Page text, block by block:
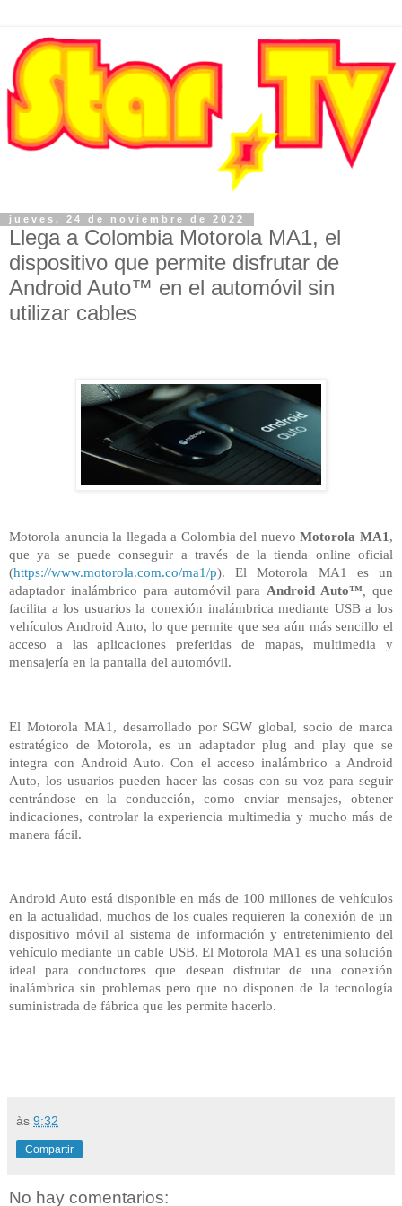
jueves, 24 de noviembre de 2022
Llega a Colombia Motorola MA1, el
dispositivo que permite disfrutar de
Android Auto™ en el automóvil sin
utilizar cables
Motorola anuncia la llegada a Colombia del nuevoMotorola MA1 ,
que ya se puede conseguir a través de la tienda online oficial
(https://www.motorola.com.co/ma1/p). El Motorola MA1 es un
adaptador inalámbrico para automóvil para Android Auto™
que
facilita a los usuarios la conexión inalámbrica mediante USB a los
vehículos Android Auto, lo que permite que sea aún más sencillo el
acceso a las aplicaciones preferidas de mapas, multimedia y
mensajería en la pantalla del automóvil.
El Motorola MA1, desarrollado por SGW global, socio de marca
estratégico de Motorola, es un adaptador plug and play que se
integra con Android Auto. Con el acceso inalámbrico a Android
Auto, los usuarios pueden hacer las cosas con su voz para seguir
centrándose en la conducción, como enviar mensajes, obtener
indicaciones, controlar la experiencia multimedia y mucho más de
manera fácil.
Android Auto está disponible en más de 100 millones de vehículos
en la actualidad, muchos de los cuales requieren la conexión de un
dispositivo móvil al sistema de información y entretenimiento del
vehículo mediante un cable USB. El Motorola MA1 es una solución
ideal para conductores que desean disfrutar de una conexión
inalámbrica sin problemas pero que no disponen de la tecnología
suministrada de fábrica que les permite hacerlo.
às 9:32
Compartir
No hay comentarios: